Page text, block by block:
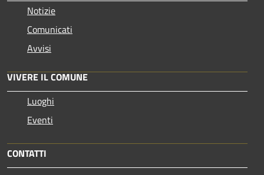
Notizie
Comunicati
Avvisi
VIVERE IL COMUNE
Luoghi
Eventi
CONTATTI